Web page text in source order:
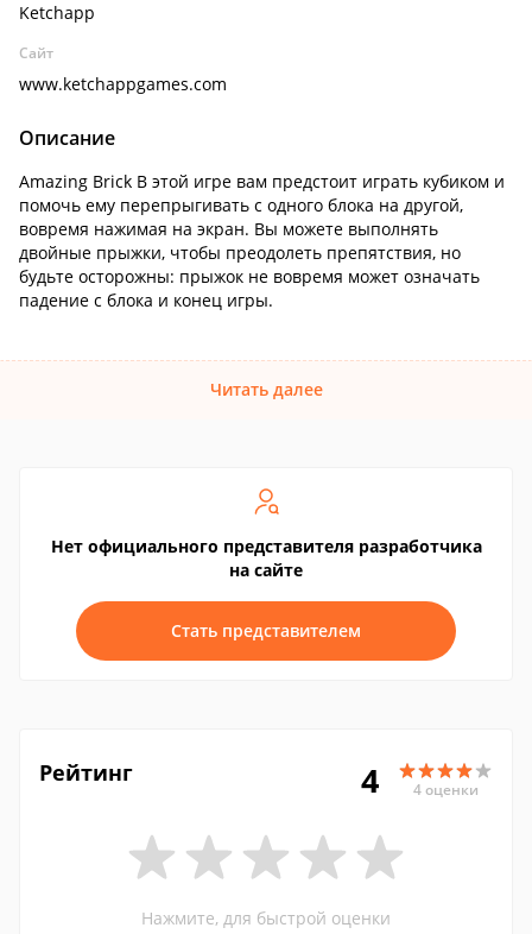
Ketchapp
Сайт
www.ketchappgames.com
Описание
Amazing Brick В этой игре вам предстоит играть кубиком и
помочь ему перепрыгивать с одного блока на другой,
вовремя нажимая на экран. Вы можете выполнять
двойные прыжки, чтобы преодолеть препятствия, но
будьте осторожны: прыжок не вовремя может означать
падение с блока и конец игры.
Читать далее
Нет официального представителя разработчика
на сайте
Стать представителем
Рейтинг 4 4 оценки
Нажмите, для быстрой оценки